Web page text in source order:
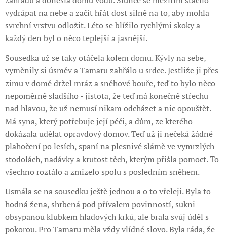
vydrápat na nebe a začít hřát dost silně na to, aby mohla
svrchní vrstvu odložit. Léto se blížilo rychlými skoky a
každý den byl o něco teplejší a jasnější.
Sousedka už se taky otáčela kolem domu. Kývly na sebe,
vyměnily si úsměv a Tamaru zahřálo u srdce. Jestliže ji přes
zimu v domě držel mráz a sněhové bouře, teď to bylo něco
nepoměrně sladšího - jistota, že teď má konečně střechu
nad hlavou, že už nemusí nikam odcházet a nic opouštět.
Má syna, který potřebuje její péči, a dům, ze kterého
dokázala udělat opravdový domov. Teď už ji nečeká žádné
plahočení po lesích, spaní na plesnivé slámě ve vymrzlých
stodolách, nadávky a krutost těch, kterým přišla pomoct. To
všechno roztálo a zmizelo spolu s posledním sněhem.
Usmála se na sousedku ještě jednou a o to vřeleji. Byla to
hodná žena, shrbená pod přívalem povinností, sukni
obsypanou klubkem hladových krků, ale brala svůj úděl s
pokorou. Pro Tamaru měla vždy vlídné slovo. Byla ráda, že